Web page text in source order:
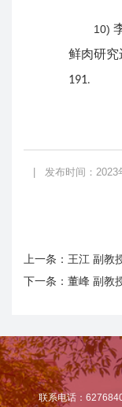
10)
鲜肉研究
191.
发布时间：2023
上一条： 王江 副教
下一条： 董峰 副教
联系电话：